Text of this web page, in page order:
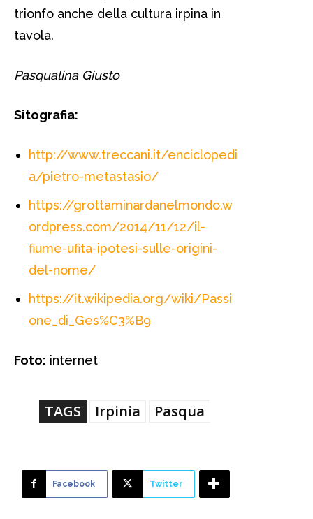
trionfo anche della cultura irpina in
tavola.
Pasqualina Giusto
Sitografia:
http://www.treccani.it/enciclopedi
a/pietro-metastasio/
https://grottaminardanelmondo.w
ordpress.com/2014/11/12/il-
fiume-ufita-ipotesi-sulle-origini-
del-nome/
https://it.wikipedia.org/wiki/Passi
one_di_Ges%C3%B9
Foto: internet
TAGS Irpinia Pasqua
Facebook Twitter